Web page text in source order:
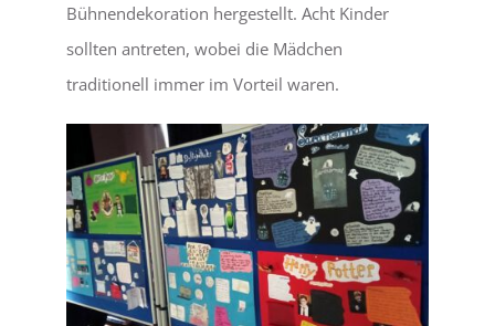
Bühnendekoration hergestellt. Acht Kinder
sollten antreten, wobei die Mädchen
traditionell immer im Vorteil waren.